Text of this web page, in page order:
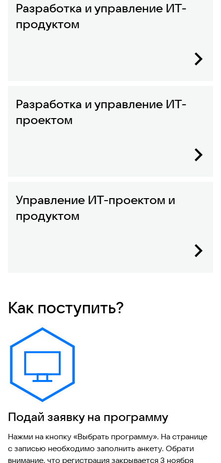
Разработка и управление ИТ-
продуктом
Разработка и управление ИТ-
проектом
Управление ИТ-проектом и
продуктом
Как поступить?
Подай заявку на программу
Нажми на кнопку «Выбрать программу». На странице
с записью необходимо заполнить анкету. Обрати
внимание, что регистрация закрывается 3 ноября